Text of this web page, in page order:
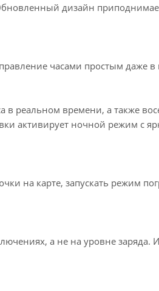
дизайн
часами простым даже в
в реальном времени, а также
активирует ночной режим с
на карте, запускать режим
а не на уровне заряда.